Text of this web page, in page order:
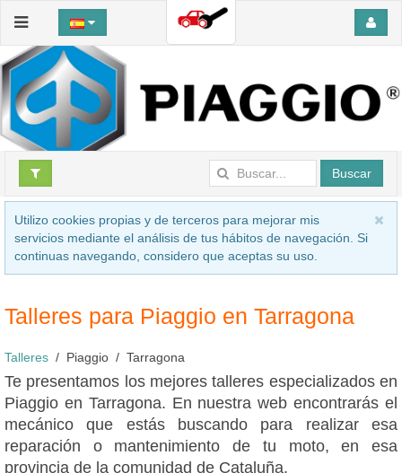
Buscar
Utilizo cookies propias y de terceros para mejorar mis
servicios mediante el análisis de tus hábitos de navegación. Si
continuas navegando, considero que aceptas su uso.
Talleres para Piaggio en Tarragona
Talleres Piaggio Tarragona
Te presentamos los mejores talleres especializados en
Piaggio en Tarragona. En nuestra web encontrarás el
mecánico que estás buscando para realizar esa
reparación o mantenimiento de tu moto, en esa
provincia de la comunidad de Cataluña.